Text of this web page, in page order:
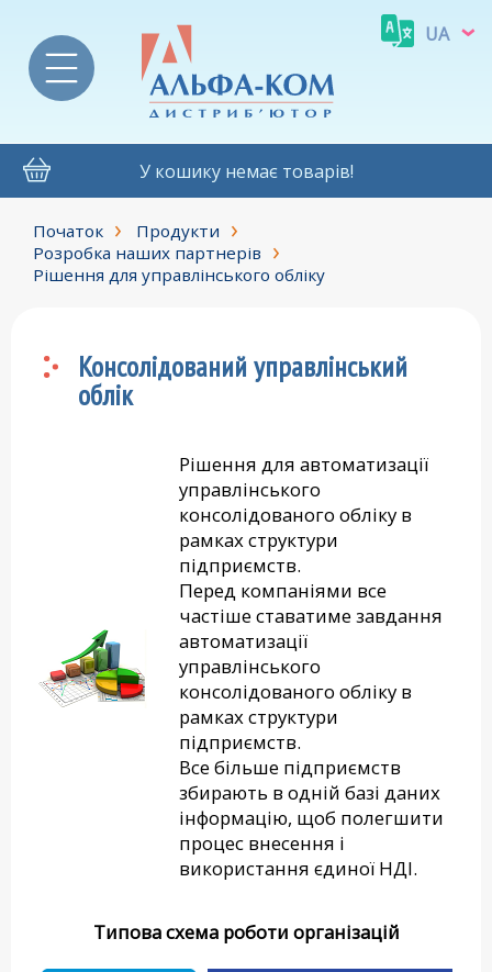
UA
У кошику немає товарів!
Початок
Продукти
Розробка наших партнерів
Рішення для управлінського обліку
Консолідований управлінський
облік
Рішення для автоматизації
управлінського
консолідованого обліку в
рамках структури
підприємств.
Перед компаніями все
частіше ставатиме завдання
автоматизації
управлінського
консолідованого обліку в
рамках структури
підприємств.
Все більше підприємств
збирають в одній базі даних
інформацію, щоб полегшити
процес внесення і
використання єдиної НДІ.
Типова схема роботи організацій